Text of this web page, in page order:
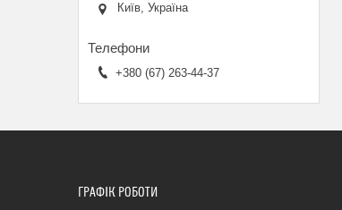
Київ, Україна
+380 (67) 263-44-37
ГРАФІК РОБОТИ